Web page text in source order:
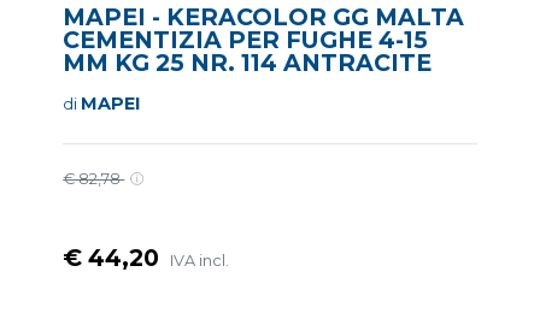
MAPEI - KERACOLOR GG MALTA
CEMENTIZIA PER FUGHE 4-15
MM KG 25 NR. 114 ANTRACITE
di MAPEI
€ 82,78
€ 44,20 IVA incl.